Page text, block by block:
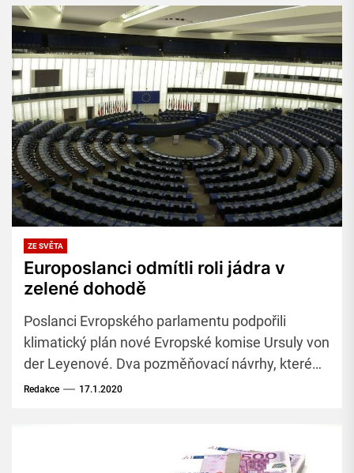
Vřesová a Tisová.
ZE SVĚTA
Europoslanci odmítli roli jádra v
zelené dohodě
Poslanci Evropského parlamentu podpořili
klimatický plán nové Evropské komise Ursuly von
der Leyenové. Dva pozměňovací návrhy, které
uznávaly roli jaderné energetiky při dosažení
Redakce 17.1.2020